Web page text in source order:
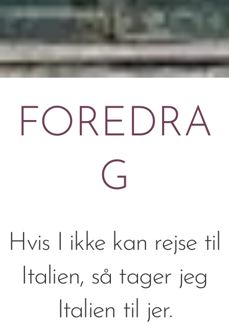
FOREDRA
G
Hvis I ikke kan rejse til
Italien, så tager jeg
Italien til jer.